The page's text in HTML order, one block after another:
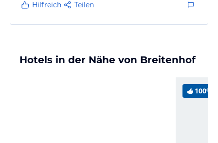
Hilfreich Teilen
Hotels in der Nähe von Breitenhof
100%